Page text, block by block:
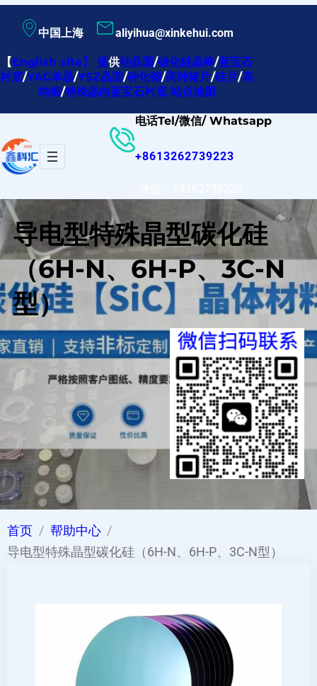
内
容
中国上海 aliyihua@xinkehui.com
【English site】提供硅晶圆/碳化硅晶棒/蓝宝石
衬底/YAG单晶/YSZ晶圆/砷化铟/高纯锗片/硅片/高
纯铟/特殊晶向蓝宝石衬底 站点地图
电话Tel/微信/ Whatsapp
+8613262739223
导电型特殊晶型碳化硅
（6H-N、6H-P、3C-N
型）
首页
帮助中心
导电型特殊晶型碳化硅（6H-N、6H-P、3C-N型）